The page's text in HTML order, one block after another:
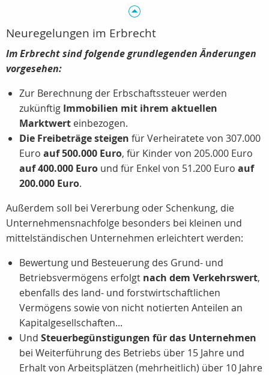
Neuregelungen im Erbrecht
Im Erbrecht sind folgende grundlegenden Änderungen
vorgesehen:
Zur Berechnung der Erbschaftssteuer werden
zukünftig Immobilien mit ihrem aktuellen
Marktwert einbezogen.
Die Freibeträge steigen für Verheiratete von 307.000
Euro auf 500.000 Euro, für Kinder von 205.000 Euro
auf 400.000 Euro und für Enkel von 51.200 Euro auf
200.000 Euro.
Außerdem soll bei Vererbung oder Schenkung, die
Unternehmensnachfolge besonders bei kleinen und
mittelständischen Unternehmen erleichtert werden:
Bewertung und Besteuerung des Grund- und
Betriebsvermögens erfolgt nach dem Verkehrswert,
ebenfalls des land- und forstwirtschaftlichen
Vermögens sowie von nicht notierten Anteilen an
Kapitalgesellschaften...
Und Steuerbegünstigungen für das Unternehmen
bei Weiterführung des Betriebs über 15 Jahre und
Erhalt von Arbeitsplätzen (mehrheitlich) über 10 Jahre